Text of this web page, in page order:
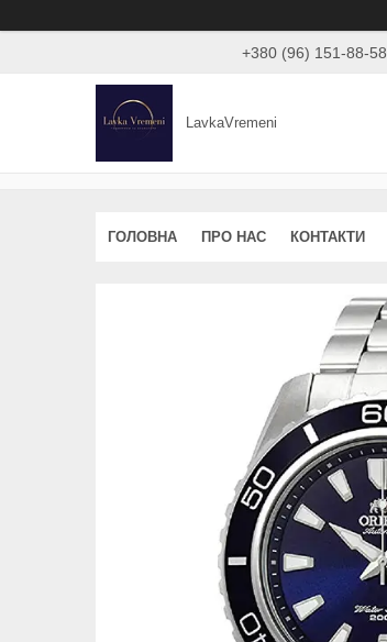
+380 (96) 151-88-58
LavkaVremeni
ГОЛОВНА ПРО НАС КОНТАКТИ